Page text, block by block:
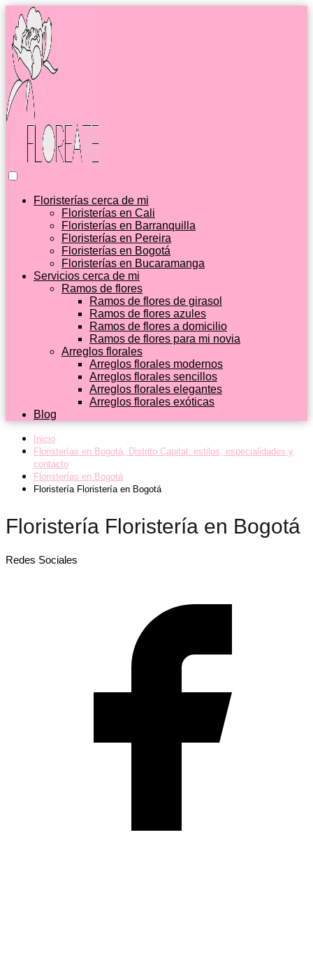
Floristerías cerca de mi
Floristerías en Cali
Floristerías en Barranquilla
Floristerías en Pereira
Floristerías en Bogotá
Floristerías en Bucaramanga
Servicios cerca de mi
Ramos de flores
Ramos de flores de girasol
Ramos de flores azules
Ramos de flores a domicilio
Ramos de flores para mi novia
Arreglos florales
Arreglos florales modernos
Arreglos florales sencillos
Arreglos florales elegantes
Arreglos florales exóticas
Blog
Inicio
Floristerías en Bogotá, Distrito Capital: estilos, especialidades y
contacto
Floristerías en Bogotá
Floristería Floristería en Bogotá
Floristería Floristería en Bogotá
Redes Sociales